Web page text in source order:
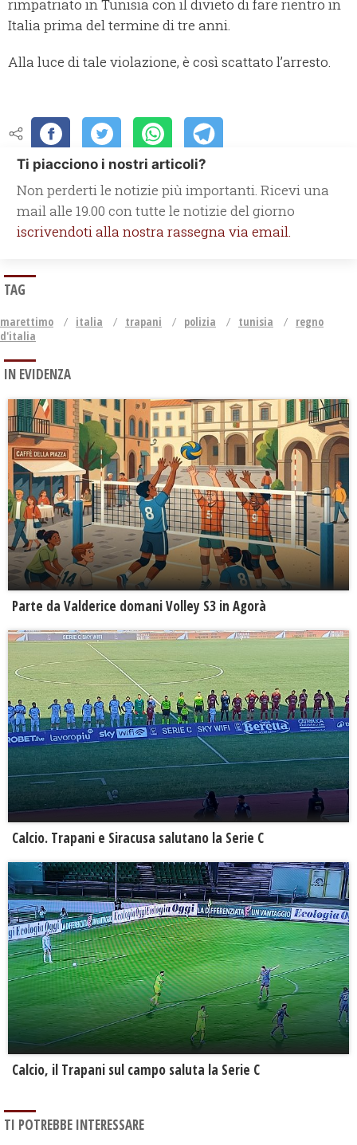
rimpatriato in Tunisia con il divieto di fare rientro in
Italia prima del termine di tre anni.
Alla luce di tale violazione, è così scattato l’arresto.
Ti piacciono i nostri articoli?
Non perderti le notizie più importanti. Ricevi una
mail alle 19.00 con tutte le notizie del giorno
iscrivendoti alla nostra rassegna via email.
TAG
marettimo italia trapani polizia tunisia
regno
d'italia
IN EVIDENZA
Parte da Valderice domani Volley S3 in Agorà
Calcio. Trapani e Siracusa salutano la Serie C
Calcio, il Trapani sul campo saluta la Serie C
TI POTREBBE INTERESSARE